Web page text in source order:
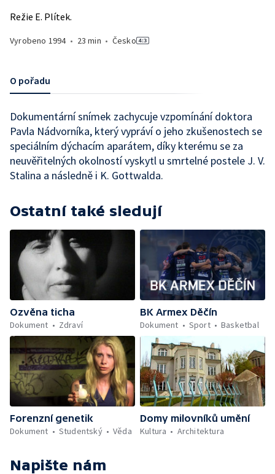
Režie E. Plítek.
Vyrobeno 1994• 23 min • Česko
O pořadu
Dokumentární snímek zachycuje vzpomínání doktora
Pavla Nádvorníka, který vypráví o jeho zkušenostech se
speciálním dýchacím aparátem, díky kterému se za
neuvěřitelných okolností vyskytl u smrtelné postele J. V.
Stalina a následně i K. Gottwalda.
Ostatní také sledují
Ozvěna ticha
Dokument
Zdraví
BK Armex Děčín
Dokument
Sport Basketbal
Forenzní genetik
Dokument
Studentský Věda
Domy milovníků umění
Kultura
Architektura
Napište nám